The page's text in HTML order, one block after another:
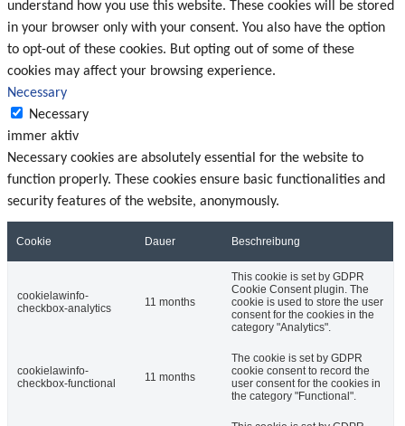
understand how you use this website. These cookies will be stored
in your browser only with your consent. You also have the option
to opt-out of these cookies. But opting out of some of these
cookies may affect your browsing experience.
Necessary
Necessary
immer aktiv
Necessary cookies are absolutely essential for the website to
function properly. These cookies ensure basic functionalities and
security features of the website, anonymously.
Cookie Dauer Beschreibung
cookielawinfo-
checkbox-analytics
11 months
This cookie is set by GDPR
Cookie Consent plugin. The
cookie is used to store the user
consent for the cookies in the
category "Analytics".
cookielawinfo-
checkbox-functional
11 months
The cookie is set by GDPR
cookie consent to record the
user consent for the cookies in
the category "Functional".